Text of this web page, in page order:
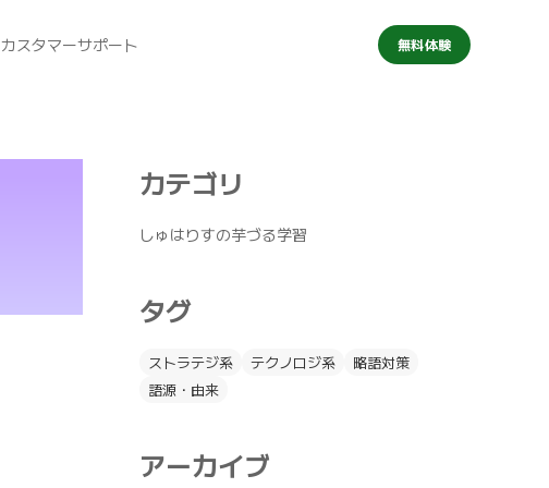
カスタマーサポート 無料体験
カテゴリ
しゅはりすの芋づる学習
タグ
ストラテジ系 テクノロジ系
略語対策
語源・由来
アーカイブ